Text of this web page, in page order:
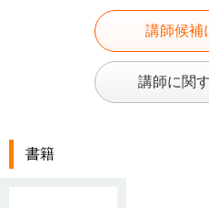
講師候補
講師に関
書籍